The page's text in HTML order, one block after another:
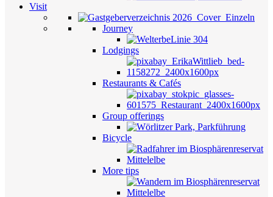
Visit
Journey
Lodgings
Restaurants & Cafés
Group offerings
Bicycle
More tips